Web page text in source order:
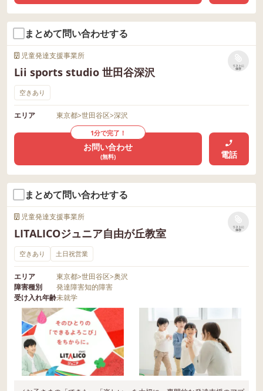
まとめて問い合わせする
児童発達支援事業所
Lii sports studio 世田谷深沢
リストに
保存
空きあり
エリア 東京都>世田谷区>深沢
1分で完了！
お問い合わせ
(無料) 電話
まとめて問い合わせする
児童発達支援事業所
LITALICOジュニア自由が丘教室
リストに
保存
空きあり 土日祝営業
エリア 東京都>世田谷区>奥沢
障害種別
発達障害知的障害
受け入れ年齢未就学